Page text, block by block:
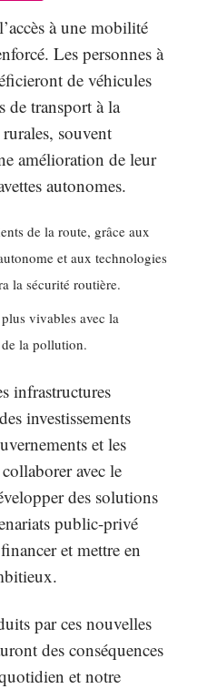
à une mobilité
Les personnes à
de véhicules
de transport à la
souvent
amélioration de leur
autonomes.
de la route, grâce aux
et aux technologies
la sécurité routière.
vivables avec la
la pollution.
infrastructures
investissements
et les
avec le
des solutions
public-privé
et mettre en
par ces nouvelles
des conséquences
et notre